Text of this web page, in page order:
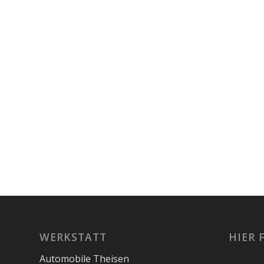
WERKSTATT
Automobile Theisen
HIER